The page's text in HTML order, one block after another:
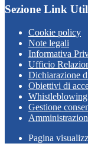
Sezione Link
Cookie policy
Note legali
Informativa
Ufficio
Dichiarazione
Obiettivi di
Whistleblowing
Gestione
Pagina